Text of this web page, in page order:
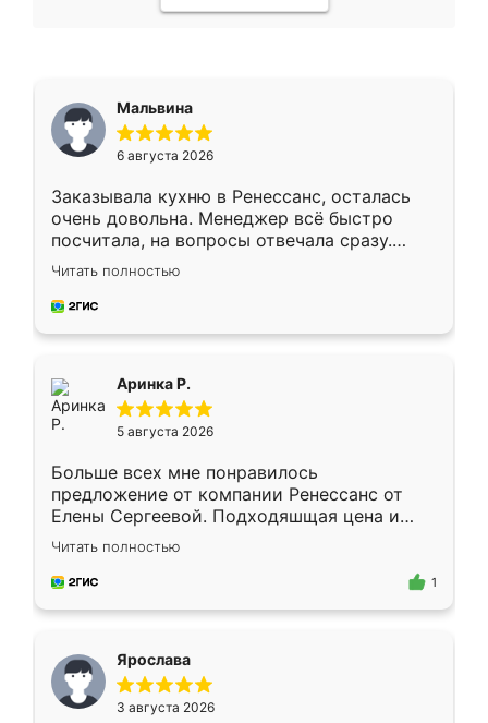
Мальвина
6 августа 2026
Заказывала кухню в Ренессанс, осталась
очень довольна. Менеджер всё быстро
посчитала, на вопросы отвечала сразу.
Замерщик приехал в субботу, подошёл к
делу со всей ответственностью. Собрали
за день, ребята работали аккуратно, даже
Читать полностью
Аринка Р.
5 августа 2026
Больше всех мне понравилось
предложение от компании Ренессанс от
Елены Сергеевой. Подходяшщая цена и
короткие сроки изготовления. Приехавший
для замера сотрудник Владислав
предложил по моему эскизу самый
Читать полностью
1
Ярослава
3 августа 2026